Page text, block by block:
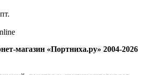
магазин «Портниха.ру» 2004-2026